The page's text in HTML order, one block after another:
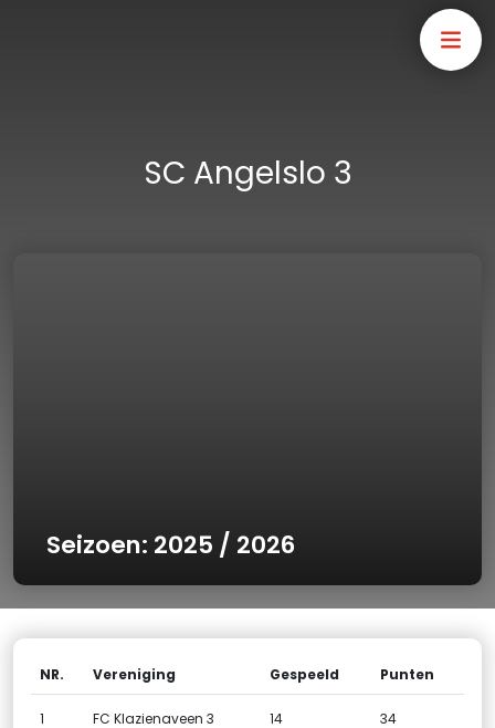
SC Angelslo 3
Seizoen: 2025 / 2026
NR. Vereniging Gespeeld Punten
1 FC Klazienaveen 3 14 34